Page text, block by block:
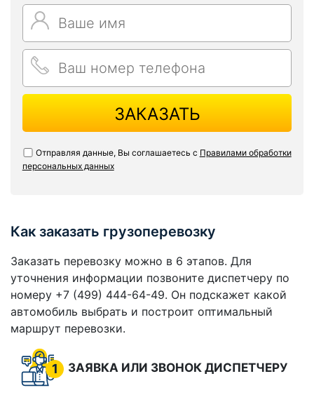
ЗАКАЗАТЬ
Отправляя данные, Вы соглашаетесь с Правилами обработки
персональных данных
Как заказать грузоперевозку
Заказать перевозку можно в 6 этапов. Для
уточнения информации позвоните диспетчеру по
номеру +7 (499) 444-64-49. Он подскажет какой
автомобиль выбрать и построит оптимальный
маршрут перевозки.
1 ЗАЯВКА ИЛИ ЗВОНОК ДИСПЕТЧЕРУ